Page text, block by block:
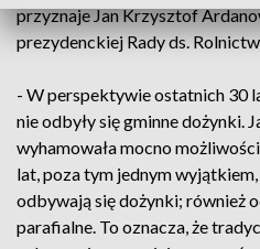
przyznaje Jan Krzysztof
prezydenckiej Rady ds.
- W perspektywie ostatnich 30
nie odbyły się gminne dożynki.
wyhamowała mocno
lat, poza tym jednym
odbywają się dożynki; również
parafialne. To oznacza, że